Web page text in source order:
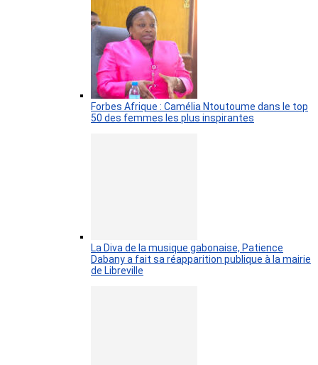
Forbes Afrique : Camélia Ntoutoume dans le top
50 des femmes les plus inspirantes
La Diva de la musique gabonaise, Patience
Dabany a fait sa réapparition publique à la mairie
de Libreville